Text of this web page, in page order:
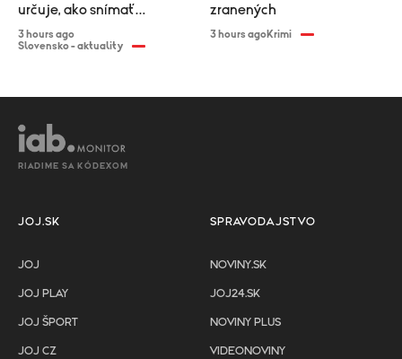
určuje, ako snímať
športovkyne
3 hours ago
Slovensko - aktuality
zranených
3 hours agoKrimi
RIADIME SA KÓDEXOM
JOJ.SK
JOJ
JOJ PLAY
JOJ ŠPORT
JOJ CZ
SPRAVODAJSTVO
NOVINY.SK
JOJ24.SK
NOVINY PLUS
VIDEONOVINY